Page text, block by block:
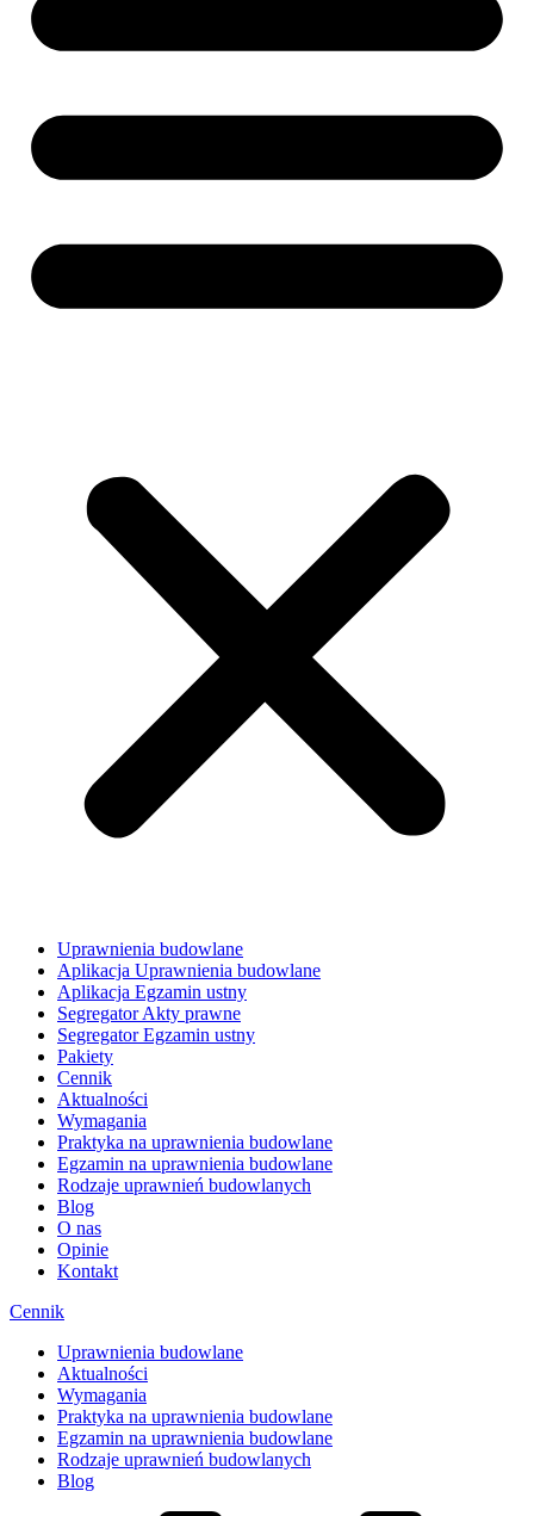
Uprawnienia budowlane
Aplikacja Uprawnienia budowlane
Aplikacja Egzamin ustny
Segregator Akty prawne
Segregator Egzamin ustny
Pakiety
Cennik
Aktualności
Wymagania
Praktyka na uprawnienia budowlane
Egzamin na uprawnienia budowlane
Rodzaje uprawnień budowlanych
Blog
O nas
Opinie
Kontakt
Cennik
Uprawnienia budowlane
Aktualności
Wymagania
Praktyka na uprawnienia budowlane
Egzamin na uprawnienia budowlane
Rodzaje uprawnień budowlanych
Blog